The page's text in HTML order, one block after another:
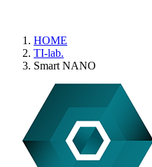
HOME
TI-lab.
Smart NANO